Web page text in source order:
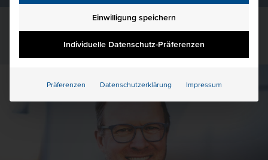
Einwilligung speichern
Individuelle Datenschutz-Präferenzen
Präferenzen Datenschutzerklärung Impressum